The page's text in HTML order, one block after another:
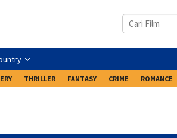
THRILLER FANTASY CRIME ROMANCE